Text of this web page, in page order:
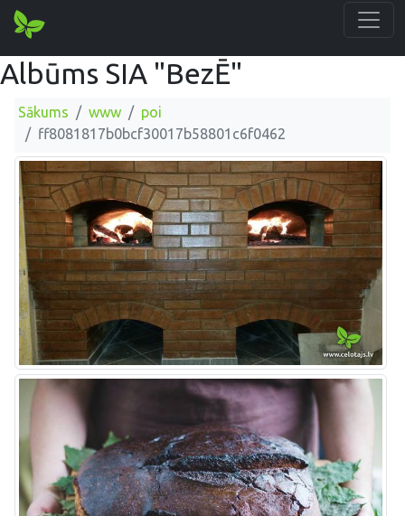
Albūms SIA "BezĒ"
Sākums www
poi
ff8081817b0bcf30017b58801c6f0462